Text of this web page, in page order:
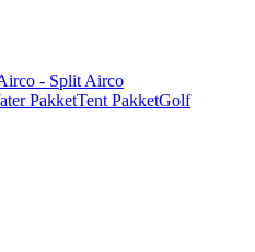
- Split Airco
PakketTent PakketGolf